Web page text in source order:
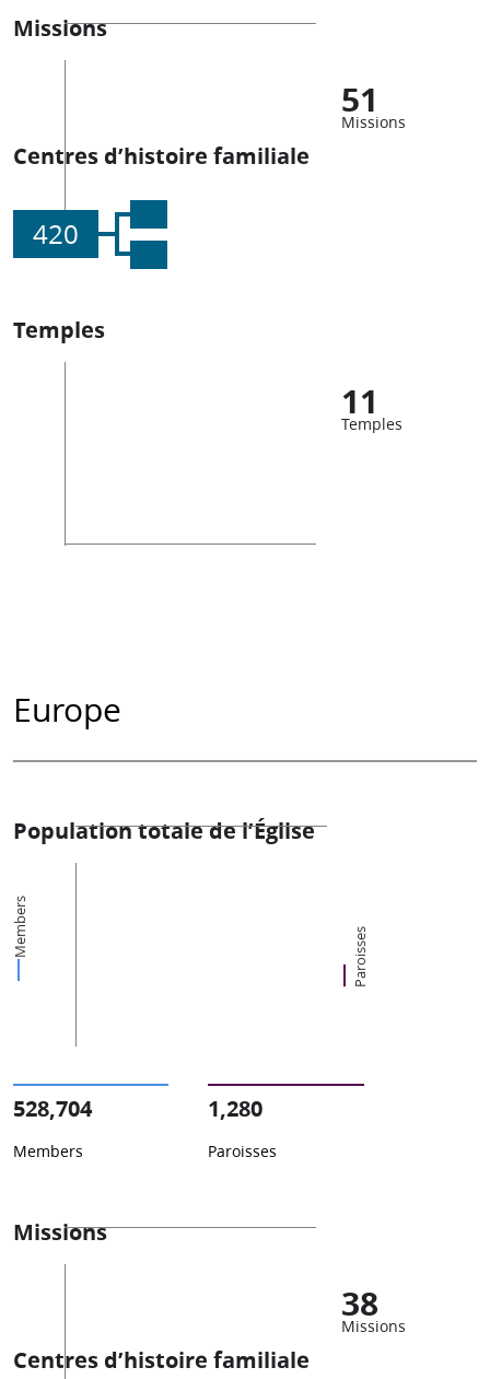
Missions
51
Missions
Centres d’histoire familiale
420
Temples
11
Temples
Europe
Population totale de l’Église
Members Paroisses
528,704
Members
1,280
Paroisses
Missions
38
Missions
Centres d’histoire familiale